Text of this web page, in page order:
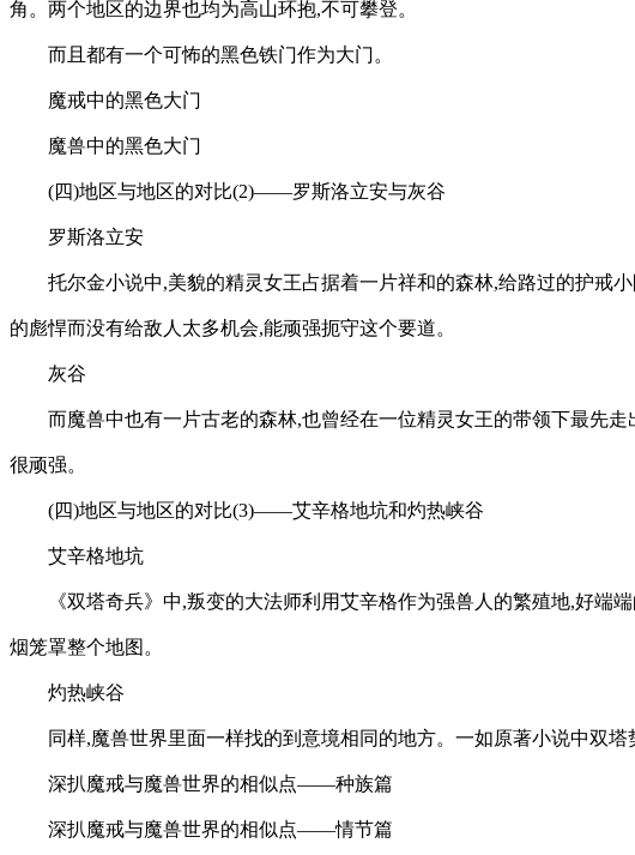
角。两个地区的边界也均为高山环抱,不可攀登。
而且都有一个可怖的黑色铁门作为大门。
魔戒中的黑色大门
魔兽中的黑色大门
(四)地区与地区的对比(2)——罗斯洛立安与灰谷
罗斯洛立安
托尔金小说中,美貌的精灵女王占据着一片祥和的森林,给路过的护戒
的彪悍而没有给敌人太多机会,能顽强扼守这个要道。
灰谷
而魔兽中也有一片古老的森林,也曾经在一位精灵女王的带领下最先
很顽强。
(四)地区与地区的对比(3)——艾辛格地坑和灼热峡谷
艾辛格地坑
《双塔奇兵》中,叛变的大法师利用艾辛格作为强兽人的繁殖地,好
烟笼罩整个地图。
灼热峡谷
同样,魔兽世界里面一样找的到意境相同的地方。一如原著小说中双
深扒魔戒与魔兽世界的相似点——种族篇
深扒魔戒与魔兽世界的相似点——情节篇